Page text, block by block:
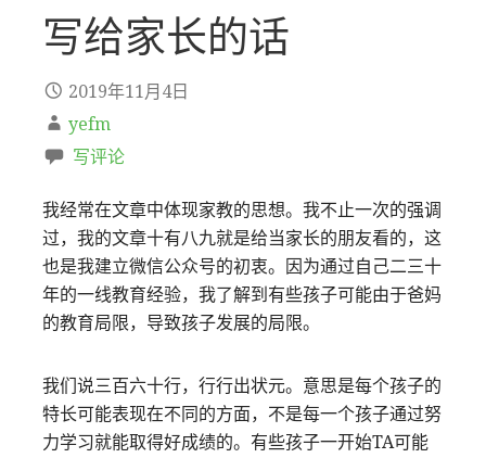
写给家长的话
2019年11月4日
yefm
写评论
我经常在文章中体现家教的思想。我不止一次的强调
过，我的文章十有八九就是给当家长的朋友看的，这
也是我建立微信公众号的初衷。因为通过自己二三十
年的一线教育经验，我了解到有些孩子可能由于爸妈
的教育局限，导致孩子发展的局限。
我们说三百六十行，行行出状元。意思是每个孩子的
特长可能表现在不同的方面，不是每一个孩子通过努
力学习就能取得好成绩的。有些孩子一开始TA可能